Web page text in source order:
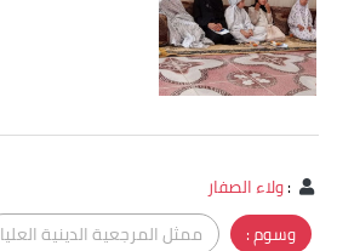
:ولاء الصفار
وسوم :
ممثل المرجعية الدينية العليا